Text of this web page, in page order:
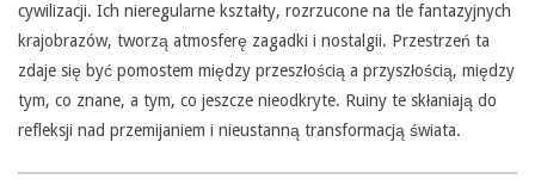
cywilizacji. Ich nieregularne kształty, rozrzucone na tle fantazyjnych
krajobrazów, tworzą atmosferę zagadki i nostalgii. Przestrzeń ta
zdaje się być pomostem między przeszłością a przyszłością, między
tym, co znane, a tym, co jeszcze nieodkryte. Ruiny te skłaniają do
refleksji nad przemijaniem i nieustanną transformacją świata.